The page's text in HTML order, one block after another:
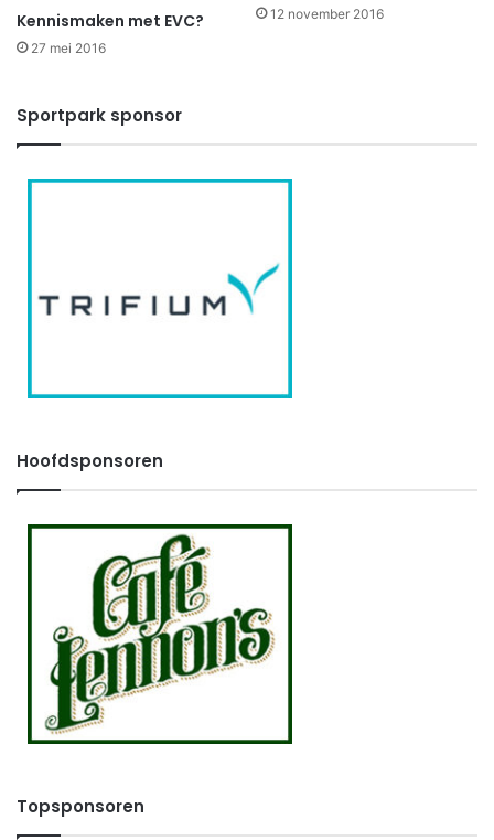
Kennismaken met EVC?
27 mei 2016
12 november 2016
Sportpark sponsor
Hoofdsponsoren
Topsponsoren